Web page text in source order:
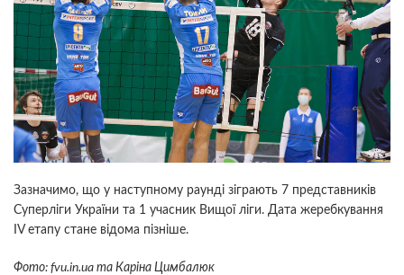
Зазначимо, що у наступному раунді зіграють 7 представників
Суперліги України та 1 учасник Вищої ліги. Дата жеребкування
IV етапу стане відома пізніше.
Фото: fvu.in.ua та Каріна Цимбалюк